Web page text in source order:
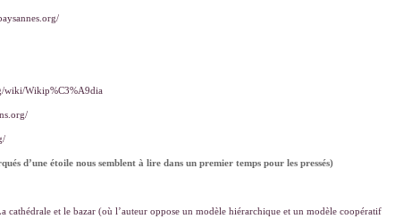
wiki/Wikip%C3%A9dia
d’une étoile nous semblent à lire dans un premier temps pour les pressés)
cathédrale et le bazar (où l’auteur oppose un modèle hiérarchique et un modèle coopératif